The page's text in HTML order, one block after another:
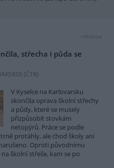
reklama
střecha i půda se
(ČTK)
V Kyselce na Karlovarsku
skončila oprava školní střechy
a půdy, které se musely
přizpůsobit stovkám
netopýrů. Práce se podle
protáhly, ale chod školy ani
Oproti původnímu
školní střeše, kam se po